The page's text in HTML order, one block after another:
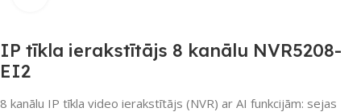
IP tīkla ierakstītājs 8 kanālu NVR5208-
EI2
8 kanālu IP tīkla video ierakstītājs (NVR) ar AI funkcijām: sejas